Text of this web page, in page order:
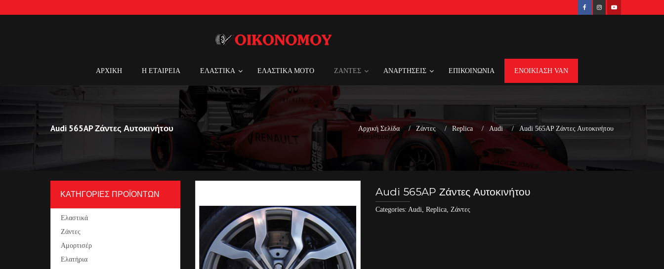
ΑΡΧΙΚΗ Η ΕΤΑΙΡΕΙΑ ΕΛΑΣΤΙΚΑ ΕΛΑΣΤΙΚΑ MOTO ΖΑΝΤΕΣ ΑΝΑΡΤΗΣΕΙΣ ΕΠΙΚΟΙΝΩΝΙΑ ΕΝΟΙΚΙΑΣΗ VAN
Audi 565AP Ζάντες Αυτοκινήτου Αρχική Σελίδα Ζάντες Replica Audi Audi 565AP Ζάντες Αυτοκινήτου
Audi 565AP Ζάντες Αυτοκινήτου
Categories:Audi,Replica,Ζάντες
ΚΑΤΗΓΟΡΙΕΣ ΠΡΟΪΟΝΤΩΝ
Ελαστικά
Ζάντες
Αμορτισέρ
Ελατήρια